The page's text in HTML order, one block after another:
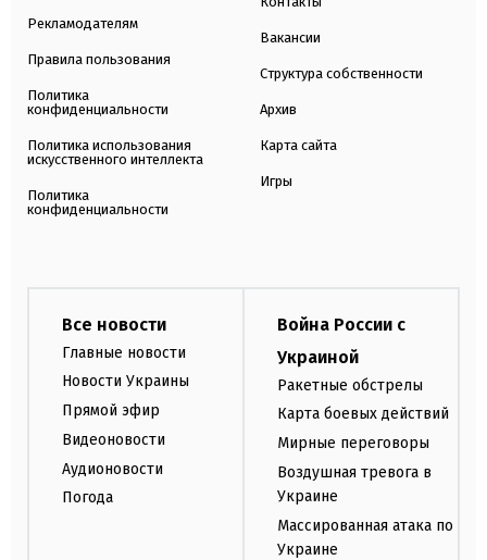
Рекламодателям
Правила пользования
Политика
конфиденциальности
Политика использования
искусственного интеллекта
Политика
конфиденциальности
Вакансии
Структура собственности
Архив
Карта сайта
Игры
Все новости
Главные новости
Новости Украины
Прямой эфир
Видеоновости
Аудионовости
Погода
Война России с
Украиной
Ракетные обстрелы
Карта боевых действий
Мирные переговоры
Воздушная тревога в
Украине
Массированная атака по
Украине